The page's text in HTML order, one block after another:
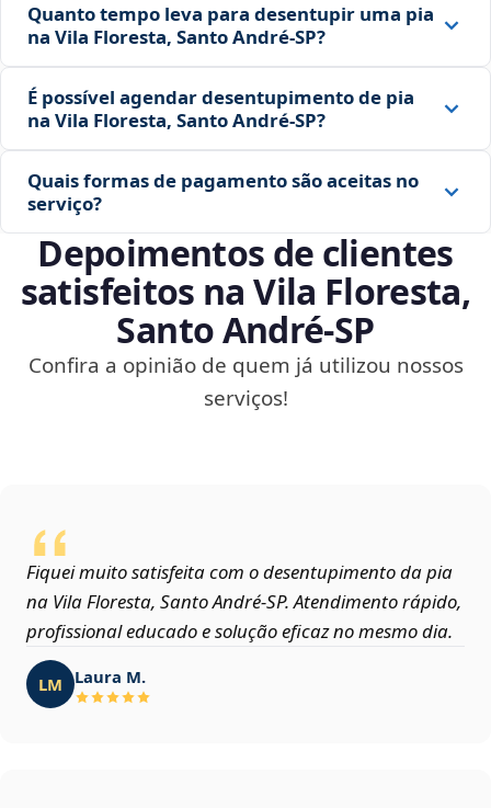
Quanto tempo leva para desentupir uma pia
na Vila Floresta, Santo André‑SP?
É possível agendar desentupimento de pia
na Vila Floresta, Santo André‑SP?
Quais formas de pagamento são aceitas no
serviço?
Depoimentos de clientes
satisfeitos na Vila Floresta,
Santo André‑SP
Confira a opinião de quem já utilizou nossos
serviços!
Fiquei muito satisfeita com o desentupimento da pia
na Vila Floresta, Santo André‑SP. Atendimento rápido,
profissional educado e solução eficaz no mesmo dia.
LM Laura M.